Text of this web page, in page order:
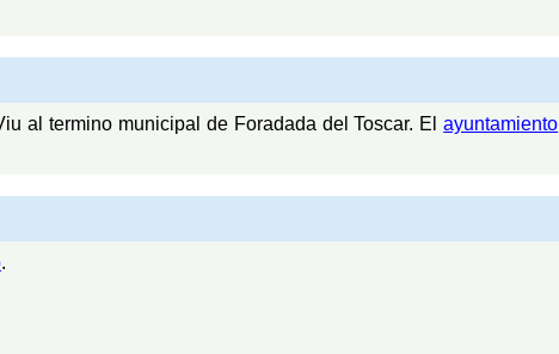
al termino municipal de Foradada del Toscar. Elayuntamiento
.